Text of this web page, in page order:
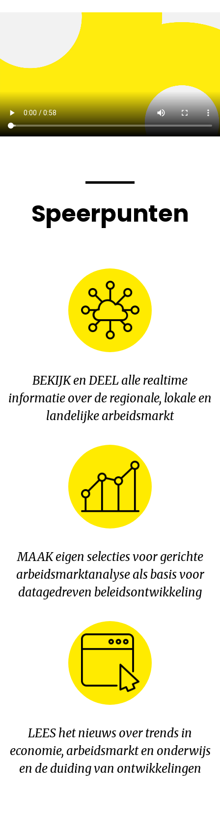
Speerpunten
BEKIJK en DEEL alle realtime
informatie over de regionale, lokale en
landelijke arbeidsmarkt
MAAK eigen selecties voor gerichte
arbeidsmarktanalyse als basis voor
datagedreven beleidsontwikkeling
LEES het nieuws over trends in
economie, arbeidsmarkt en onderwijs
en de duiding van ontwikkelingen